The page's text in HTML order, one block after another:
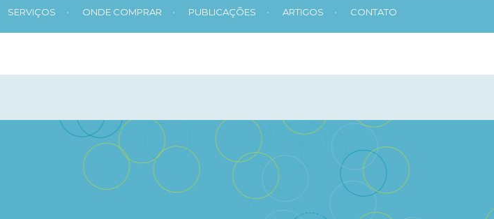
SERVIÇOS • ONDE COMPRAR • PUBLICAÇÕES • ARTIGOS • CONTATO